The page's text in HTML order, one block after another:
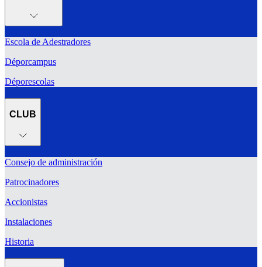
Escola de Adestradores
Déporcampus
Déporescolas
CLUB
Consejo de administración
Patrocinadores
Accionistas
Instalaciones
Historia